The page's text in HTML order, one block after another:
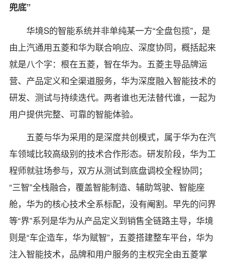
兜底”
华境S的智能系统并非单纯某一方“全盘包揽”，是
由上汽通用五菱和华为联合响应、深度协同，概括起来
就是八个字：根在五菱，智在华为。五菱主导品牌运
营、产品定义和全渠道服务，华为深度融入智能技术的
研发、测试与持续迭代。两者谁也无法替代谁，一起为
用户提供完整、可靠的智能体验。
五菱与华为采用的是深度共创模式，属于华为在汽
车领域比较高级别的技术合作形态。研发阶段，华为工
程师就驻场参与，双方从测试到底盘调校全程协同；
“三智”全栈融合，覆盖智能制造、辅助驾驶、智能座
舱，华为的核心技术全系标配，没有阉割。早先的问界
等“界”系列是华为从产品定义到销售全链路主导，华境
则是“车企造车，华为赋智”，五菱搭建整车平台，华为
注入智能技术，品牌和用户服务的主权完全由五菱掌